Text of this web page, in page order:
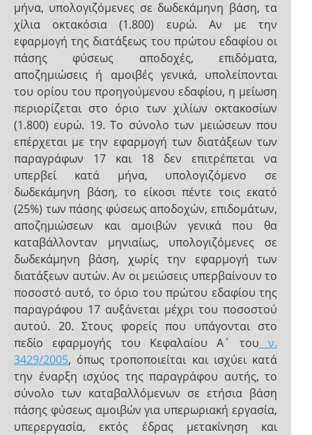
μήνα, υπολογιζόμενες σε δωδεκάμηνη βάση, τα
χίλια οκτακόσια (1.800) ευρώ. Αν με την
εφαρμογή της διατάξεως του πρώτου εδαφίου οι
πάσης φύσεως αποδοχές, επιδόματα,
αποζημιώσεις ή αμοιβές γενικά, υπολείπονται
του ορίου του προηγούμενου εδαφίου, η μείωση
περιορίζεται στο όριο των χιλίων οκτακοσίων
(1.800) ευρώ. 19. Το σύνολο των μειώσεων που
επέρχεται με την εφαρμογή των διατάξεων των
παραγράφων 17 και 18 δεν επιτρέπεται να
υπερβεί κατά μήνα, υπολογιζόμενο σε
δωδεκάμηνη βάση, το είκοσι πέντε τοις εκατό
(25%) των πάσης φύσεως αποδοχών, επιδομάτων,
αποζημιώσεων και αμοιβών γενικά που θα
καταβάλλονταν μηνιαίως, υπολογιζόμενες σε
δωδεκάμηνη βάση, χωρίς την εφαρμογή των
διατάξεων αυτών. Αν οι μειώσεις υπερβαίνουν το
ποσοστό αυτό, το όριο του πρώτου εδαφίου της
παραγράφου 17 αυξάνεται μέχρι του ποσοστού
αυτού. 20. Στους φορείς που υπάγονται στο
πεδίο εφαρμογής του Κεφαλαίου Α΄ του ν.
3429/2005, όπως τροποποιείται και ισχύει κατά
την έναρξη ισχύος της παραγράφου αυτής, το
σύνολο των καταβαλλόμενων σε ετήσια βάση
πάσης φύσεως αμοιβών για υπερωριακή εργασία,
υπερεργασία, εκτός έδρας μετακίνηση και